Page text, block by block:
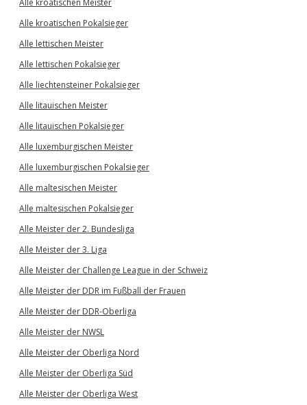
Alle kroatischen Meister
Alle kroatischen Pokalsieger
Alle lettischen Meister
Alle lettischen Pokalsieger
Alle liechtensteiner Pokalsieger
Alle litauischen Meister
Alle litauischen Pokalsieger
Alle luxemburgischen Meister
Alle luxemburgischen Pokalsieger
Alle maltesischen Meister
Alle maltesischen Pokalsieger
Alle Meister der 2. Bundesliga
Alle Meister der 3. Liga
Alle Meister der Challenge League in der Schweiz
Alle Meister der DDR im Fußball der Frauen
Alle Meister der DDR-Oberliga
Alle Meister der NWSL
Alle Meister der Oberliga Nord
Alle Meister der Oberliga Süd
Alle Meister der Oberliga West